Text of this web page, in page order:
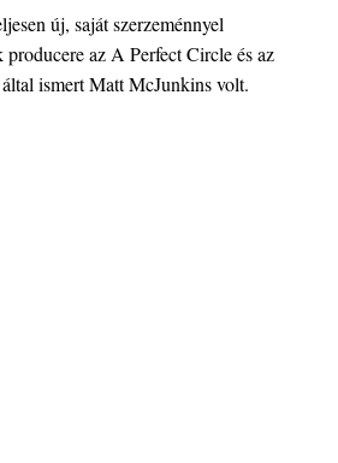
új, saját szerzeménnyel
az A Perfect Circle és az
ismert Matt McJunkins volt.